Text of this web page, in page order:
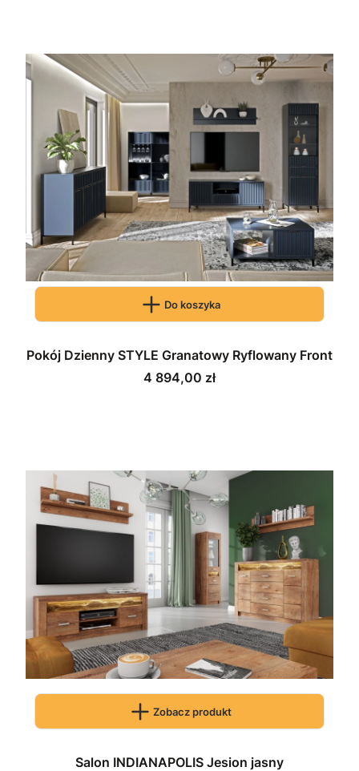
Do koszyka
Pokój Dzienny STYLE Granatowy Ryflowany Front
Cena
4 894,00 zł
Zobacz produkt
Salon INDIANAPOLIS Jesion jasny